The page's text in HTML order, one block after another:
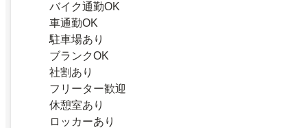
バイク通勤OK
車通勤OK
駐車場あり
ブランクOK
社割あり
フリーター歓迎
休憩室あり
ロッカーあり